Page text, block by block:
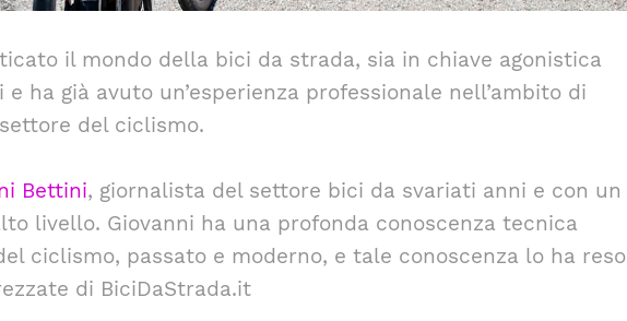
il mondo della bici da strada, sia in chiave agonistica
ha già avuto un’esperienza professionale nell’ambito di
del ciclismo.
Bettini, giornalista del settore bici da svariati anni e con un
livello. Giovanni ha una profonda conoscenza tecnica
ciclismo, passato e moderno, e tale conoscenza lo ha reso
di BiciDaStrada.it